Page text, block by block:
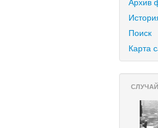
Поиск
Карта